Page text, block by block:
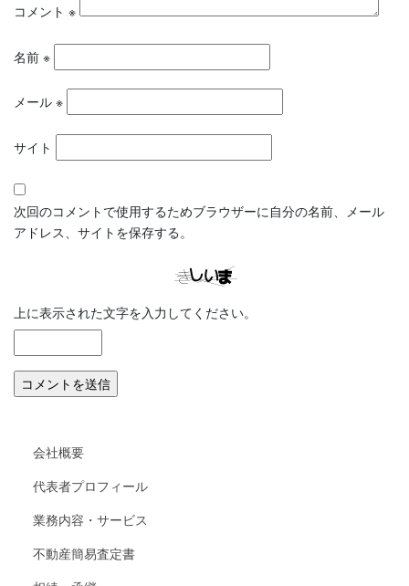
コメント ※
名前 ※
メール ※
サイト
次回のコメントで使用するためブラウザーに自分の名前、メール
アドレス、サイトを保存する。
上に表示された文字を入力してください。
会社概要
代表者プロフィール
業務内容・サービス
不動産簡易査定書